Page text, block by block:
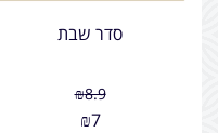
סדר שבת
₪8.9
₪7